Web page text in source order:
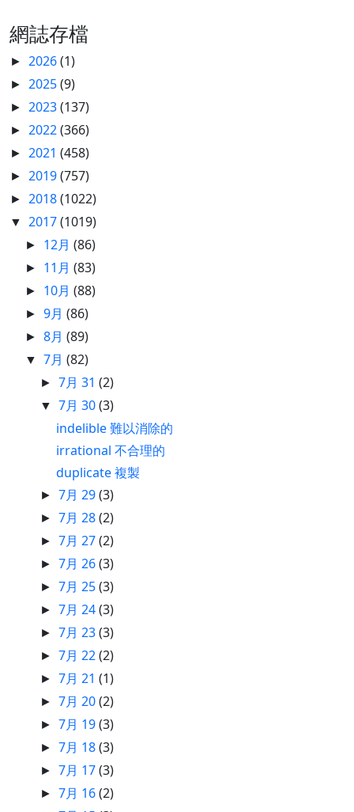
網誌存檔
► 2026(1)
► 2025(9)
► 2023(137)
► 2022(366)
► 2021 (458)
► 2019(757)
► 2018(1022)
▼ 2017(1019)
► 12月(86)
► 11月(83)
► 10月(88)
►9月(86)
►8月(89)
▼7月(82)
►7月 31(2)
▼7月 30(3)
indelible 難以消除的
irrational 不合理的
duplicate 複製
►7月 29(3)
►7月 28(2)
►7月 27(2)
►7月 26(3)
►7月 25(3)
►7月 24(3)
►7月 23(3)
►7月 22(2)
►7月 21(1)
►7月 20(2)
►7月 19(3)
►7月 18(3)
►7月 17(3)
►7月 16(2)